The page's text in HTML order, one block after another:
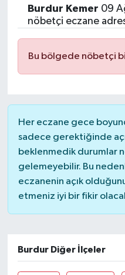
Burdur Kemer 09
nöbetçi eczane
Bu bölgede nöbetçi
Her eczane gece
sadece gerektiğinde
beklenmedik durumlar
gelemeyebilir. Bu
eczanenin açık
etmeniz iyi bir fikir
Burdur Diğer İlçeler
Siyasetçi
Spor